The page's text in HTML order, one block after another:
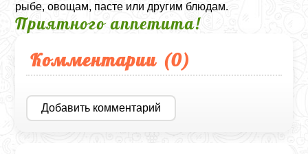
рыбе, овощам, пасте или другим блюдам.
Приятного аппетита!
Комментарии (0)
Добавить комментарий